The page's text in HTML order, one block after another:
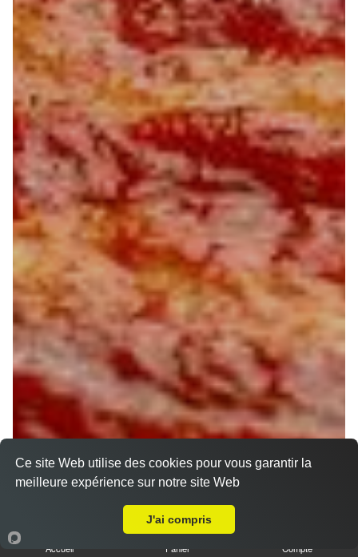
Accueil Panier Compte
Ce site Web utilise des cookies pour vous garantir la
meilleure expérience sur notre site Web
J'ai compris